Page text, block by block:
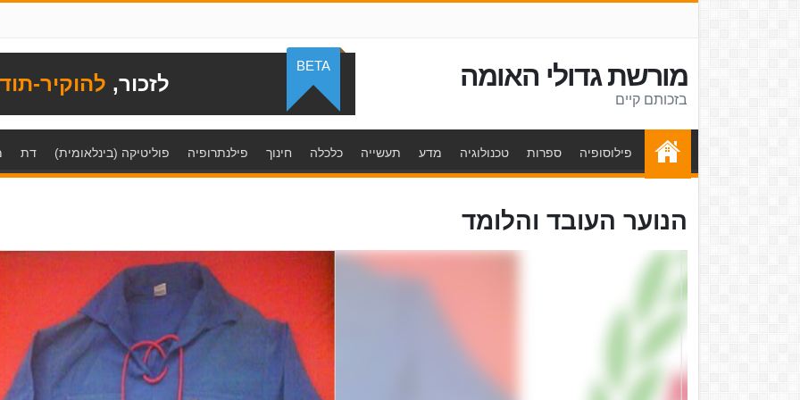
מורשת גדולי האומה
בזכותם קיים
לזכור, להוקיר-
BETA
פילוסופיה ספרות טכנולוגיה מדע תעשייה כלכלה חינוך פילנתרופיה פוליטיקה (בינלאומית) דת
הנוער העובד והלומד